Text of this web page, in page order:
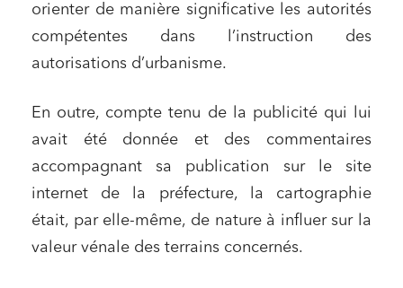
orienter de manière significative les autorités
compétentes dans l’instruction des
autorisations d’urbanisme.
En outre, compte tenu de la publicité qui lui
avait été donnée et des commentaires
accompagnant sa publication sur le site
internet de la préfecture, la cartographie
était, par elle-même, de nature à influer sur la
valeur vénale des terrains concernés.